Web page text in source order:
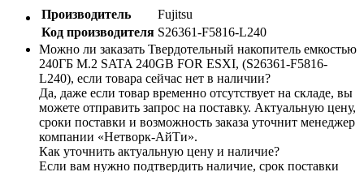
Производитель
Fujitsu
Код производителя S26361-F5816-L240
Можно ли заказать Твердотельный накопитель емкостью
240ГБ M.2 SATA 240GB FOR ESXI, (S26361-F5816-
L240), если товара сейчас нет в наличии?
Да, даже если товар временно отсутствует на складе, вы
можете отправить запрос на поставку. Актуальную цену,
сроки поставки и возможность заказа уточнит менеджер
компании «Нетворк-АйТи».
Как уточнить актуальную цену и наличие?
Если вам нужно подтвердить наличие, срок поставки